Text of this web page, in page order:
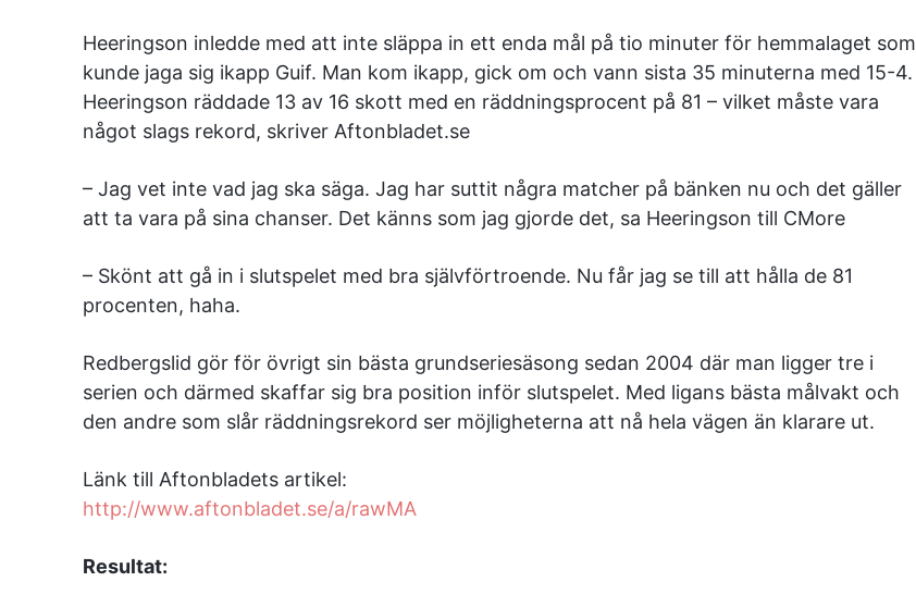
Heeringson inledde med att inte släppa in ett enda mål på tio minuter för hemmalaget som
kunde jaga sig ikapp Guif. Man kom ikapp, gick om och vann sista 35 minuterna med 15-4.
Heeringson räddade 13 av 16 skott med en räddningsprocent på 81 – vilket måste vara
något slags rekord, skriver Aftonbladet.se
– Jag vet inte vad jag ska säga. Jag har suttit några matcher på bänken nu och det gäller
att ta vara på sina chanser. Det känns som jag gjorde det, sa Heeringson till CMore
– Skönt att gå in i slutspelet med bra självförtroende. Nu får jag se till att hålla de 81
procenten, haha.
Redbergslid gör för övrigt sin bästa grundseriesäsong sedan 2004 där man ligger tre i
serien och därmed skaffar sig bra position inför slutspelet. Med ligans bästa målvakt och
den andre som slår räddningsrekord ser möjligheterna att nå hela vägen än klarare ut.
Länk till Aftonbladets artikel:
http://www.aftonbladet.se/a/rawMA
Resultat: